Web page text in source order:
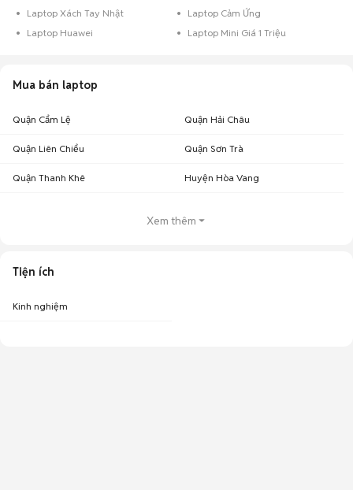
Laptop Xách Tay Nhật
Laptop Cảm Ứng
Laptop Huawei
Laptop Mini Giá 1 Triệu
Mua bán laptop
Quận Cẩm Lệ Quận Hải Châu
Quận Liên Chiểu Quận Sơn Trà
Quận Thanh Khê Huyện Hòa Vang
Xem thêm
Tiện ích
Kinh nghiệm